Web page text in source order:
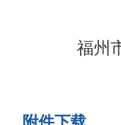
福州